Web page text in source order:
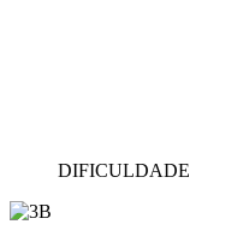
DIFICULDADE